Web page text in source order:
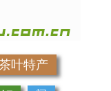
叶特产